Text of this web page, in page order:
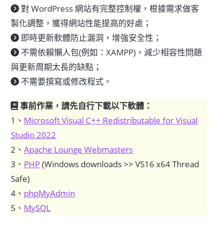
對 WordPress 網站有完整控制權，根據需求做客
製化調整，獲得網站性能提高的好處；
即時更新軟體防止漏洞，增強安全性；
不需依賴懶人包(例如：XAMPP)，減少相容性問題
與更新周期太長的缺點；
不需要撰寫或修改程式。
事前作業，請先自行下載以下軟體：
1、 Microsoft Visual C++ Redistributable for Visual
Studio 2022
2、Apache Lounge Webmasters
3、 PHP(Windows downloads >> VS16 x64 Thread
Safe)
4、 phpMyAdmin
5、 MySQL